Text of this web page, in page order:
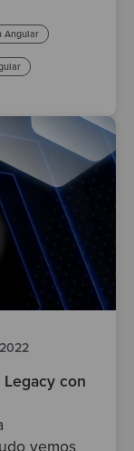
Angular
con
vemos